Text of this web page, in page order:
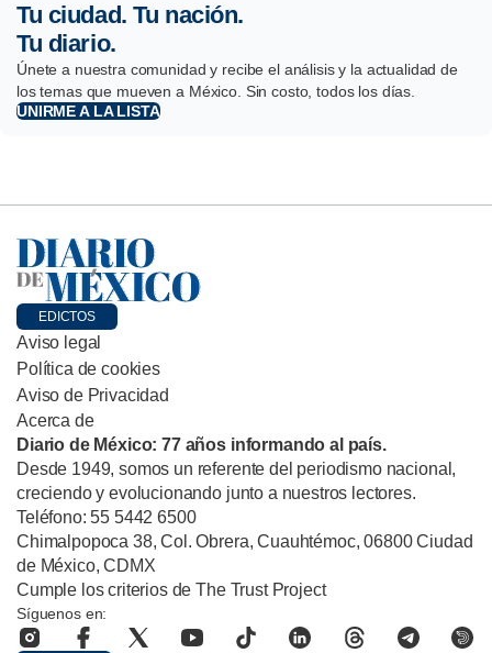
Tu ciudad. Tu nación.
Tu diario.
Únete a nuestra comunidad y recibe el análisis y la actualidad de
los temas que mueven a México. Sin costo, todos los días.
UNIRME A LA LISTA
EDICTOS
Aviso legal
Política de cookies
Aviso de Privacidad
Acerca de
Diario de México: 77 años informando al país.
Desde 1949, somos un referente del periodismo nacional,
creciendo y evolucionando junto a nuestros lectores.
Teléfono: 55 5442 6500
Chimalpopoca 38, Col. Obrera, Cuauhtémoc, 06800 Ciudad
de México, CDMX
Cumple los criterios de The Trust Project
Síguenos en: